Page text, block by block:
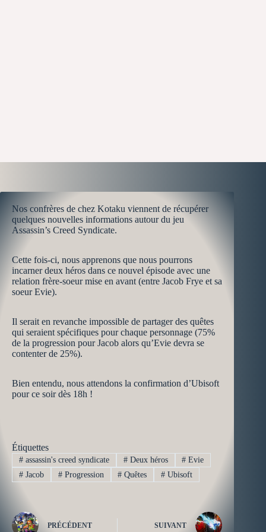
Nos confrères de chez Kotaku viennent de récupérer
quelques nouvelles informations autour du jeu
Assassin’s Creed Syndicate.
Cette fois-ci, nous apprenons que nous pourrons
incarner deux héros dans ce nouvel épisode avec une
relation frère-soeur mise en avant (entre Jacob Frye et sa
soeur Evie).
Il serait en revanche impossible de partager des quêtes
qui seraient spécifiques pour chaque personnage (75%
de la progression pour Jacob alors qu’Evie devra se
contenter de 25%).
Bien entendu, nous attendons la confirmation d’Ubisoft
pour ce soir dès 18h !
Étiquettes
#assassin's creed syndicate #Deux héros # Evie
#Jacob #Progression # Quêtes # Ubisoft
PRÉCÉDENT SUIVANT